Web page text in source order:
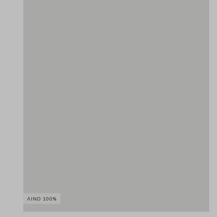
ΛΙΝΌ 100%